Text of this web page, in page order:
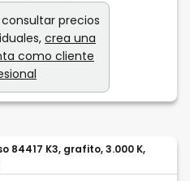
consultar precios
crea una
como cliente
84417 K3, grafito, 3.000 K,